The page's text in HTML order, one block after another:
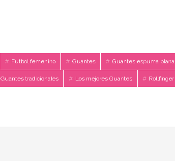
Futbol femenino Guantes Guantes espuma plana
Guantes tradicionales Los mejores Guantes Rollfinger